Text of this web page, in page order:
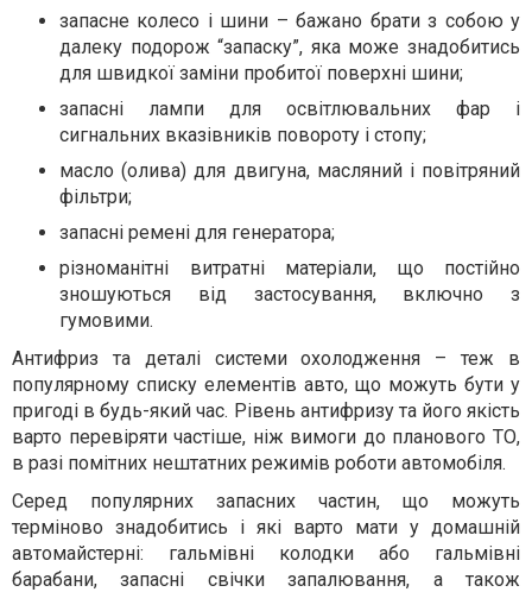
запасне колесо і шини – бажано брати з собою у
далеку подорож “запаску”, яка може знадобитись
для швидкої заміни пробитої поверхні шини;
запасні лампи для освітлювальних фар і
сигнальних вказівників повороту і стопу;
масло (олива) для двигуна, масляний і повітряний
фільтри;
запасні ремені для генератора;
різноманітні витратні матеріали, що постійно
зношуються від застосування, включно з
гумовими.
Антифриз та деталі системи охолодження – теж в
популярному списку елементів авто, що можуть бути у
пригоді в будь-який час. Рівень антифризу та його якість
варто перевіряти частіше, ніж вимоги до планового ТО,
в разі помітних нештатних режимів роботи автомобіля.
Серед популярних запасних частин, що можуть
терміново знадобитись і які варто мати у домашній
автомайстерні: гальмівні колодки або гальмівні
барабани, запасні свічки запалювання, а також